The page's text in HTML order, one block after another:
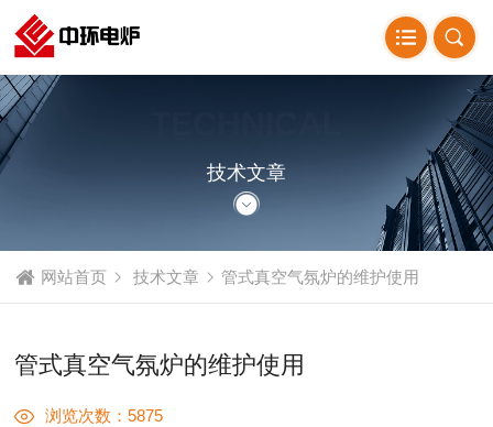
ARTICLE
技术文章
网站首页 技术文章 管式真空气氛炉的维护使用
管式真空气氛炉的维护使用
浏览次数：5875